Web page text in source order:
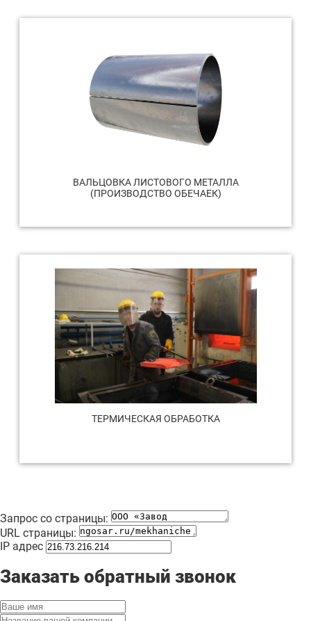
ВАЛЬЦОВКА ЛИСТОВОГО МЕТАЛЛА
(ПРОИЗВОДСТВО ОБЕЧАЕК)
ТЕРМИЧЕСКАЯ ОБРАБОТКА
Запрос со страницы:
URL страницы:
IP адрес
Заказать обратный звонок